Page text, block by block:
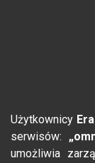
Użytkownicy
serwisów:
umożliwia